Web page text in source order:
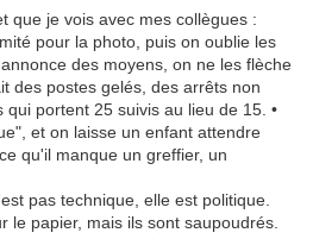
que je vois avec mes collègues :
pour la photo, puis on oublie les
des moyens, on ne les flèche
des postes gelés, des arrêts non
portent 25 suivis au lieu de 15. •
et on laisse un enfant attendre
qu'il manque un greffier, un
pas technique, elle est politique.
le papier, mais ils sont saupoudrés.